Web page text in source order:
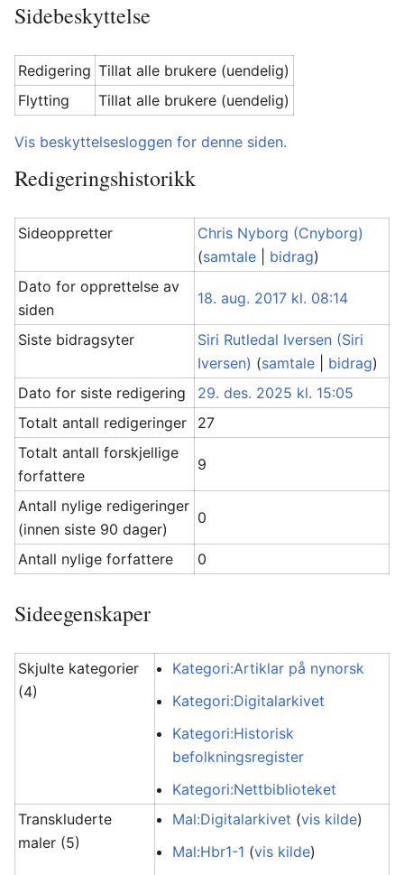
Sidebeskyttelse
Redigering Tillat alle brukere (uendelig)
Flytting
Tillat alle brukere (uendelig)
Vis beskyttelsesloggen for denne siden.
Redigeringshistorikk
Sideoppretter
Chris Nyborg (Cnyborg)
(samtale bidrag)
Dato for opprettelse av
siden
18. aug. 2017 kl. 08:14
Siste bidragsyter
Siri Rutledal Iversen (Siri
Iversen) (samtale bidrag)
Dato for siste redigering
29. des. 2025 kl. 15:05
Totalt antall redigeringer
27
Totalt antall forskjellige
forfattere
9
Antall nylige redigeringer
(innen siste 90 dager)
0
Antall nylige forfattere 0
Sideegenskaper
Skjulte kategorier
(4)
Kategori:Artiklar på nynorsk
Kategori:Digitalarkivet
Kategori:Historisk
befolkningsregister
Kategori:Nettbiblioteket
Transkluderte
maler (5)
Mal:Digitalarkivet (vis kilde)
Mal:Hbr1-1 (vis kilde)